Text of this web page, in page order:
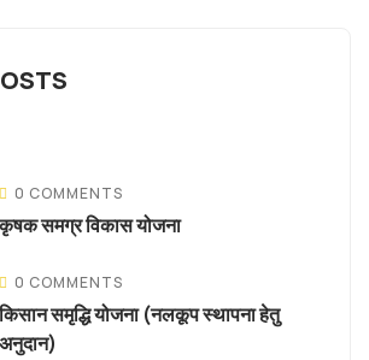
0 COMMENTS
कृषक समग्र विकास योजना
0 COMMENTS
किसान समृद्धि योजना (नलकूप स्थापना हेतु
अनुदान)